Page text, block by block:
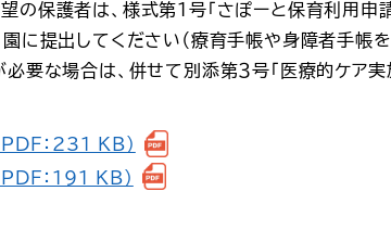
の保護者は、様式第１号「さぽーと保育利用申
園に提出してください（療育手帳や身障者手帳
必要な場合は、併せて別添第３号「医療的ケア
：231 KB）
：191 KB）